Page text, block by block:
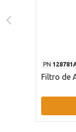
PN
Filtro de